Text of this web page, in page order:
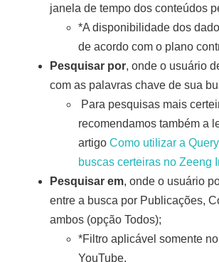
janela de tempo dos conteúdos
*A disponibilidade dos
de acordo com o plano
Pesquisar por, onde o usuário
com as palavras chave de sua
Para pesquisas mais
recomendamos também a
artigo Como utilizar a
buscas certeiras no Zeeng
Pesquisar em, onde o usuário
entre a busca por Publicações,
ambos (opção Todos);
*Filtro aplicável somente
YouTube.